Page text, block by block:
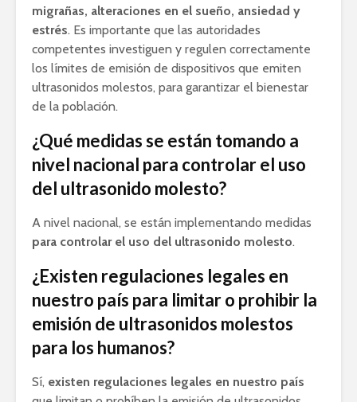
migrañas, alteraciones en el sueño, ansiedad y
estrés. Es importante que las autoridades
competentes investiguen y regulen correctamente
los límites de emisión de dispositivos que emiten
ultrasonidos molestos, para garantizar el bienestar
de la población.
¿Qué medidas se están tomando a
nivel nacional para controlar el uso
del ultrasonido molesto?
A nivel nacional, se están implementando medidas
para controlar el uso del ultrasonido molesto.
¿Existen regulaciones legales en
nuestro país para limitar o prohibir la
emisión de ultrasonidos molestos
para los humanos?
Sí, existen regulaciones legales en nuestro país